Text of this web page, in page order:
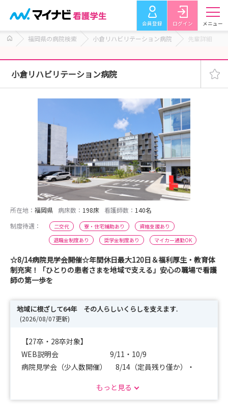
会員登録 ログイン メニュー
福岡県の病院検索 小倉リハビリテーション病院 先輩詳細
小倉リハビリテーション病院
所在地： 福岡県 病床数： 198床 看護師数： 140名
制度待遇：
二交代 寮・住宅補助あり
資格支援あり
退職金制度あり
奨学金制度あり マイカー通勤OK
☆8/14病院見学会開催☆年間休日最大120日＆福利厚生・教育体
制充実！「ひとりの患者さまを地域で支える」安心の職場で看護
師の第一歩を
地域に根ざして64年 その人らしいくらしを支えます.
(2026/08/07更新)
【27卒・28卒対象】
WEB説明会 9/11・10/9
病院見学会（少人数開催） 8/14（定員残り僅か）・
もっと見る